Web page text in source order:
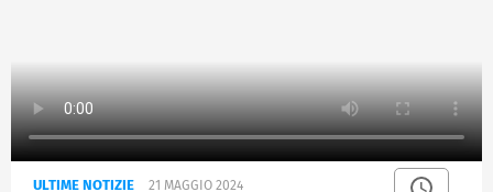
ULTIME NOTIZIE 21 MAGGIO 2024